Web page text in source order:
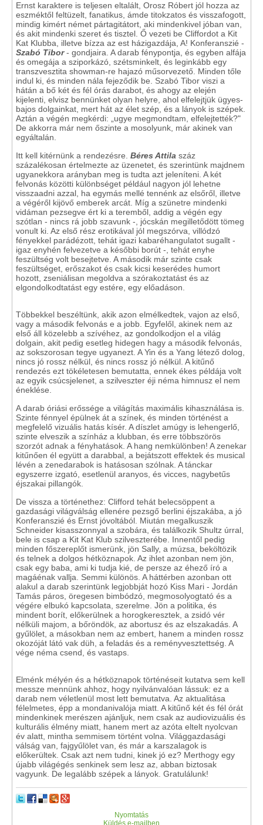
Ernst karaktere is teljesen eltalált, Orosz Róbert jól hozza az
eszméktől feltüzelt, fanatikus, ámde titokzatos és visszafogott,
mindig kimért német pártagitátort, aki mindenkivel jóban van,
és akit mindenki szeret és tisztel. Ő vezeti be Cliffordot a Kit
Kat Klubba, illetve bízza az est házigazdája, A! Konferanszié -
Szabó Tibor- gondjaira. A darab fénypontja, és egyben alfája
és omegája a sziporkázó, szétsminkelt, és leginkább egy
transzvesztita showman-re hajazó műsorvezető. Minden tőle
indul ki, és minden nála fejeződik be. Szabó Tibor viszi a
hátán a bő két és fél órás darabot, és ahogy az elején
kijelenti, elvisz bennünket olyan helyre, ahol elfelejtjük ügyes-
bajos dolgainkat, mert hát az élet szép, és a lányok is szépek.
Aztán a végén megkérdi: „ugye megmondtam, elfelejtették?"
De akkorra már nem őszinte a mosolyunk, már akinek van
egyáltalán.
Itt kell kitérnünk a rendezésre. Béres Attila száz
százalékosan értelmezte az üzenetet, és szerintünk majdnem
ugyanekkora arányban meg is tudta azt jeleníteni. A két
felvonás közötti különbséget például nagyon jól lehetne
visszaadni azzal, ha egymás mellé tennénk az elsőről, illetve
a végéről kijövő emberek arcát. Míg a szünetre mindenki
vidáman pezsegve ért ki a teremből, addig a végén egy
szótlan - nincs rá jobb szavunk -, jócskán megilletődött tömeg
vonult ki. Az első rész erotikával jól megszórva, villódzó
fényekkel parádézott, tehát igazi kabaréhangulatot sugallt -
igaz enyhén felvezetve a későbbi borút -, tehát enyhe
feszültség volt besejtetve. A második már szinte csak
feszültséget, erőszakot és csak kicsi keserédes humort
hozott, zseniálisan megoldva a szórakoztatást és az
elgondolkodtatást egy estére, egy előadáson.
Többekkel beszéltünk, akik azon elmélkedtek, vajon az első,
vagy a második felvonás e a jobb. Egyfelől, akinek nem az
első áll közelebb a szívéhez, az gondolkodjon el a világ
dolgain, akit pedig esetleg hidegen hagy a második felvonás,
az sokszorosan tegye ugyanezt. A Yin és a Yang létező dolog,
nincs jó rossz nélkül, és nincs rossz jó nélkül. A kitűnő
rendezés ezt tökéletesen bemutatta, ennek ékes példája volt
az egyik csúcsjelenet, a szilveszter éji néma himnusz el nem
éneklése.
A darab óriási erőssége a világítás maximális kihasználása is.
Szinte fénnyel épülnek át a színek, és minden történést a
megfelelő vizuális hatás kísér. A díszlet amúgy is lehengerlő,
szinte elveszik a színház a klubban, és erre többszörös
szorzót adnak a fényhatások. A hang nemkülönben! A zenekar
kitűnően él együtt a darabbal, a bejátszott effektek és musical
lévén a zenedarabok is hatásosan szólnak. A tánckar
egyszerre izgató, esetlenül aranyos, és vicces, nagybetűs
éjszakai pillangók.
De vissza a történethez: Clifford tehát belecsöppent a
gazdasági világválság ellenére pezsgő berlini éjszakába, a jó
Konferanszié és Ernst jóvoltából. Miután megalkuszik
Schneider kisasszonnyal a szobára, és találkozik Shultz úrral,
bele is csap a Kit Kat Klub szilveszterébe. Innentől pedig
minden főszereplőt ismerünk, jön Sally, a múzsa, beköltözik
és telnek a dolgos hétköznapok. Az ihlet azonban nem jön,
csak egy baba, ami ki tudja kié, de persze az éhező író a
magáénak vallja. Semmi különös. A háttérben azonban ott
alakul a darab szerintünk legjobbját hozó Kiss Mari - Jordán
Tamás páros, öregesen bimbódzó, megmosolyogtató és a
végére elbukó kapcsolata, szerelme. Jön a politika, és
mindent borít, előkerülnek a horogkeresztek, a zsidó vér
nélküli majom, a bőröndök, az abortusz és az elszakadás. A
gyűlölet, a másokban nem az embert, hanem a minden rossz
okozóját látó vak düh, a feladás és a reményvesztettség. A
vége néma csend, és vastaps.
Elménk mélyén és a hétköznapok történéseit kutatva sem kell
messze mennünk ahhoz, hogy nyilvánvalóan lássuk: ez a
darab nem véletlenül most lett bemutatva. Az aktualitása
félelmetes, épp a mondanivalója miatt. A kitűnő két és fél órát
mindenkinek merészen ajánljuk, nem csak az audiovizuális és
kulturális élmény miatt, hanem mert az azóta eltelt nyolcvan
év alatt, mintha semmisem történt volna. Világgazdasági
válság van, fajgyűlölet van, és már a karszalagok is
előkerültek. Csak azt nem tudni, kinek jó ez? Merthogy egy
újabb világégés senkinek sem lesz az, abban biztosak
vagyunk. De legalább szépek a lányok. Gratulálunk!
Nyomtatás
Küldés e-mailben